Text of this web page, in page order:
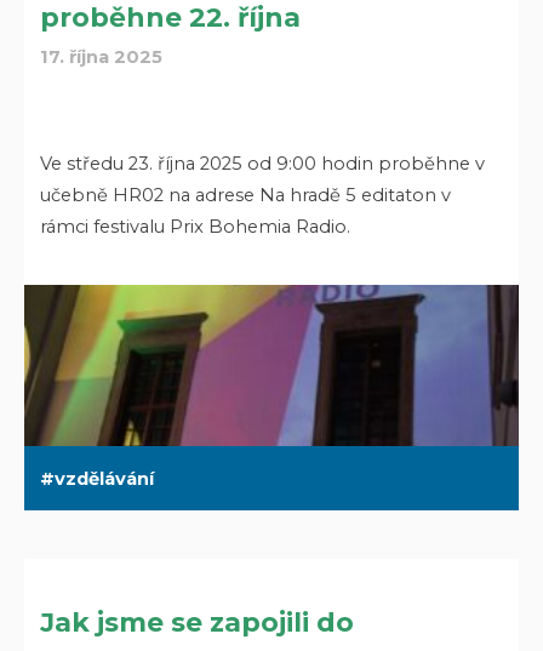
proběhne 22. října
17. října 2025
Ve středu 23. října 2025 od 9:00 hodin proběhne v
učebně HR02 na adrese Na hradě 5 editaton v
rámci festivalu Prix Bohemia Radio.
vzdělávání
Jak jsme se zapojili do